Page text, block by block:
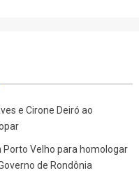
e Cirone Deiró ao
Velho para homologar
de Rondônia